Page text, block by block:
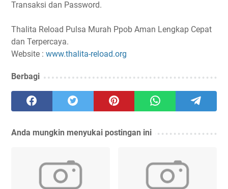
Transaksi dan Password.
Thalita Reload Pulsa Murah Ppob Aman Lengkap Cepat
dan Terpercaya.
Website : www.thalita-reload.org
Berbagi
Anda mungkin menyukai postingan ini